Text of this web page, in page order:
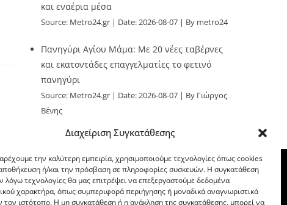
Διαχείριση Συγκατάθεσης
την καλύτερη εμπειρία, χρησιμοποιούμε τεχνολογίες όπως cookies
ή/και την πρόσβαση σε πληροφορίες συσκευών. Η συγκατάθεση
λόγω τεχνολογίες θα μας επιτρέψει να επεξεργαστούμε δεδομένα
χαρακτήρα, όπως συμπεριφορά περιήγησης ή μοναδικά αναγνωριστικά
τον ιστότοπο. Η μη συγκατάθεση ή η ανάκληση της συγκατάθεσης, μπορεί να
και εναέρια μέσα
Source: Metro24.gr Date: 2026-08-07 By metro24
Πανηγύρι Αγίου Μάμα: Με 20 νέες ταβέρνες
και εκατοντάδες επαγγελματίες το φετινό
πανηγύρι
Source: Metro24.gr Date: 2026-08-07
By Γιώργος
Βένης